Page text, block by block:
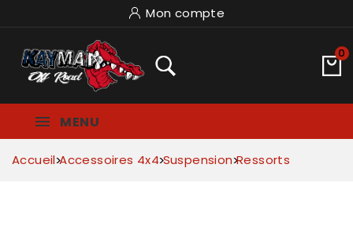
Mon compte
0
MENU
Accueil Accessoires 4x4 Suspension Ressorts